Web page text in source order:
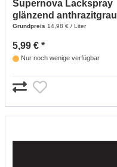
Supernova Lackspray
glänzend anthrazitgrau
RAL7016 - 400 ml
Grundpreis 14,98 € / Liter
5,99 € *
Nur noch wenige verfügbar